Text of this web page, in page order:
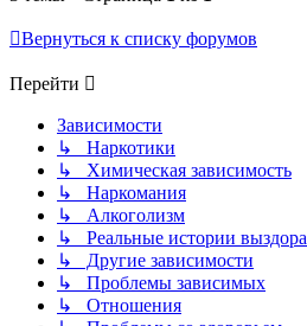
Вернуться к списку форумов
Перейти
Зависимости
↳ Наркотики
↳ Химическая зависимость
↳ Наркомания
↳ Алкоголизм
↳ Реальные истории
↳ Другие зависимости
↳ Проблемы зависимых
↳ Отношения